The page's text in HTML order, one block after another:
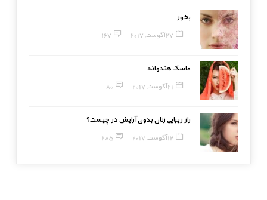
بخور
27 آگوست, 2017 167
ماسک هندوانه
21 آگوست, 2017 80
راز زیبایی زنان بدون آرایش در چیست؟
12 آگوست, 2017 285